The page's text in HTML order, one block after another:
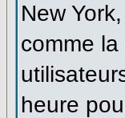
New
comme
heure